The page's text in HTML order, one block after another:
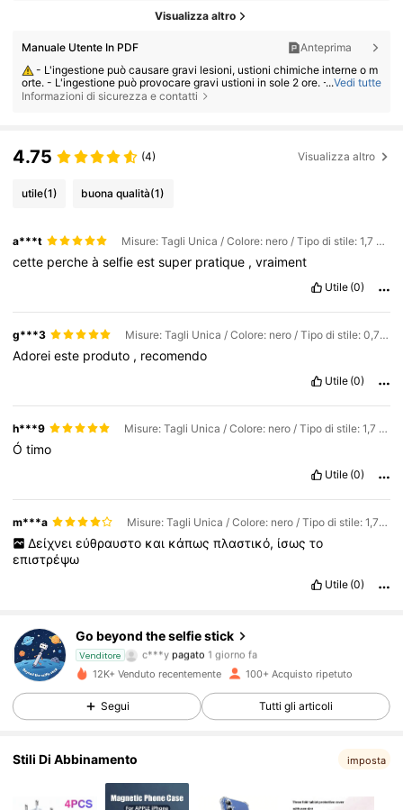
Visualizza altro
Manuale Utente In PDF
Anteprima
- L'ingestione può causare gravi lesioni, ustioni chimiche interne o m
orte. - L'ingestione può provocare gravi ustioni in sole 2 ore. - Se una ba
tteria è stata ingerita o inserita in qualsiasi parte del corpo, consultare i
...Vedi tutte
Informazioni di sicurezza e contatti
4.75 (4) Visualizza altro
utile(1) buona qualità(1)
a***t Misure: Tagli Unica / Colore: nero / Tipo di stile: 1,7 metri (senza luci)
cette percheàselfieestsuper pratique ,vraiment
Utile (0)
g***3 Misure: Tagli Unica / Colore: nero / Tipo di stile: 0,7 metri (senza luci)
Adoreieste produto , recomendo
Utile (0)
h***9 Misure: Tagli Unica / Colore: nero / Tipo di stile: 1,7 metri (doppie luci)
Ótimo
Utile (0)
m***a Misure: Tagli Unica / Colore: nero / Tipo di stile: 1,7 metri (senza luci)
Δείχνει εύθραυστο και κάπως πλαστικό, ίσως το
επιστρέψω
Utile (0)
Go beyond the selfie stick
Venditore
4.69
53 Follower
c***y pagato 1 giorno fa
53 Follower
12K+ Venduto recentemente 100+ Acquisto ripetuto
Segui Tutti gli articoli
Stili Di Abbinamento imposta